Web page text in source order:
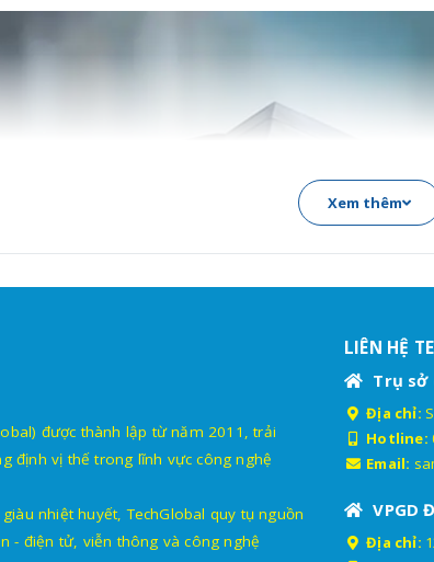
Xem thêm
được thành lập từ năm 2011, trải
định vị thế trong lĩnh vực công nghệ
nhiệt huyết, TechGlobal quy tụ nguồn
- điện tử, viễn thông và công nghệ
LIÊN HỆ
Trụ sở
Địa chỉ:
Hotline:
Email:
VPGD
Địa chỉ: